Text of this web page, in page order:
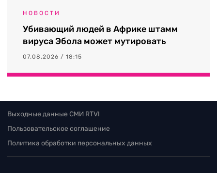
НОВОСТИ
Убивающий людей в Африке штамм
вируса Эбола может мутировать
07.08.2026 / 18:15
Выходные данные СМИ RTVI
Пользовательское соглашение
Политика обработки персональных данных